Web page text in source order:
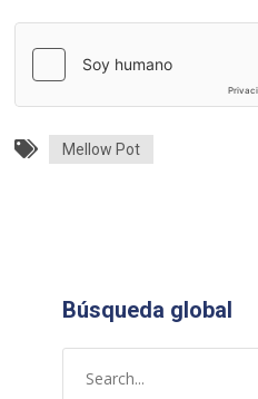
Mellow Pot
Búsqueda global